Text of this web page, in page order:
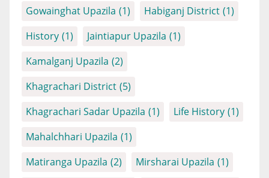
Gowainghat Upazila (1) Habiganj District (1)
History (1) Jaintiapur Upazila (1)
Kamalganj Upazila (2)
Khagrachari District (5)
Khagrachari Sadar Upazila (1) Life History (1)
Mahalchhari Upazila (1)
Matiranga Upazila (2) Mirsharai Upazila (1)